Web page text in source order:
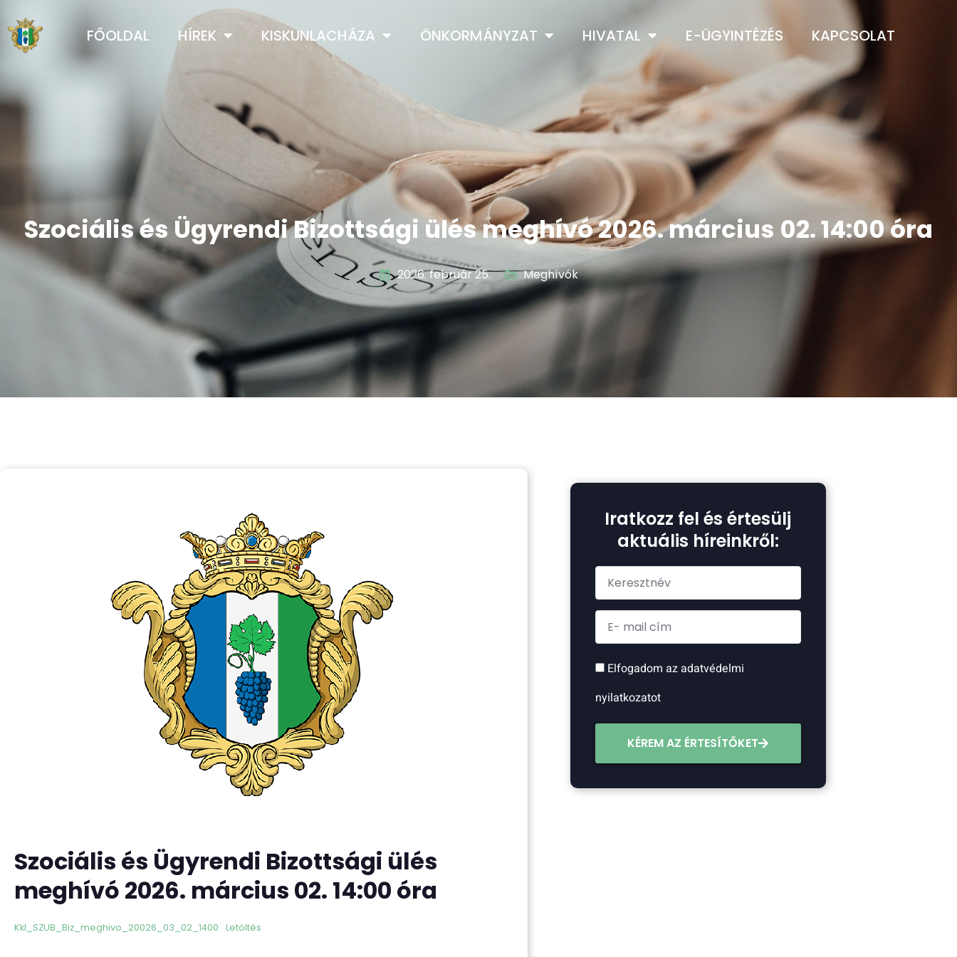
FŐOLDAL HÍREK KISKUNLACHÁZA ÖNKORMÁNYZAT HIVATAL E-ÜGYINTÉZÉS KAPCSOLAT
Szociális és Ügyrendi Bizottsági ülés meghívó 2026. március 02. 14:00 óra
2026. február 25. Meghívók
Szociális és Ügyrendi Bizottsági ülés
meghívó 2026. március 02. 14:00 óra
Kkl_SZUB_Biz_meghivo_20026_03_02_1400 Letöltés
Iratkozz fel és értesülj
aktuális híreinkről:
Elfogadom az adatvédelmi
nyilatkozatot
KÉREM AZ ÉRTESÍTŐKET